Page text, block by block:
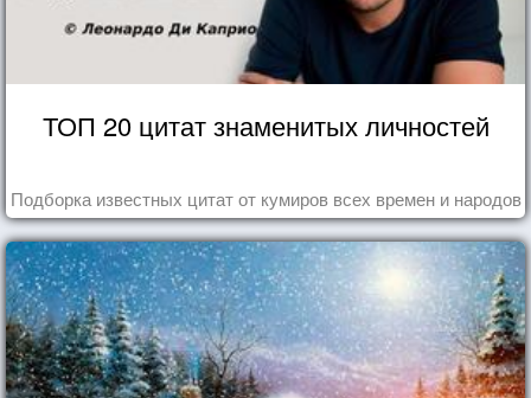
ТОП 20 цитат знаменитых личностей
Подборка известных цитат от кумиров всех времен и народов